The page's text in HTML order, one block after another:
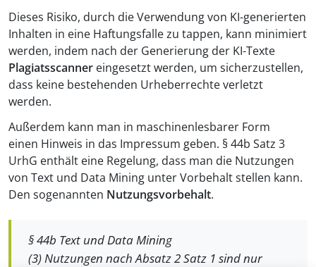
Dieses Risiko, durch die Verwendung von KI-generierten
Inhalten in eine Haftungsfalle zu tappen, kann minimiert
werden, indem nach der Generierung der KI-Texte
Plagiatsscanner eingesetzt werden, um sicherzustellen,
dass keine bestehenden Urheberrechte verletzt
werden.
Außerdem kann man in maschinenlesbarer Form
einen Hinweis in das Impressum geben. § 44b Satz 3
UrhG enthält eine Regelung, dass man die Nutzungen
von Text und Data Mining unter Vorbehalt stellen kann.
Den sogenannten Nutzungsvorbehalt.
§ 44b Text und Data Mining
(3) Nutzungen nach Absatz 2 Satz 1 sind nur